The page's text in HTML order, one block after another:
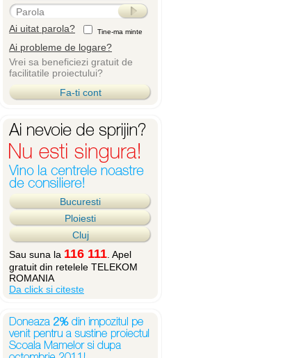
Parola
Tine-ma minte
Ai uitat parola?
Ai probleme de logare?
Vrei sa beneficiezi gratuit de
facilitatile proiectului?
Fa-ti cont
Bucuresti
Ploiesti
Cluj
Sau suna la 116 111 . Apel
gratuit din retelele TELEKOM
ROMANIA
Da click si citeste